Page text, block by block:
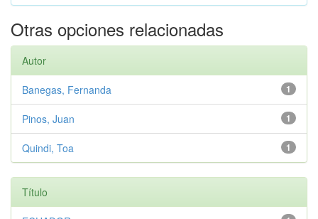
Otras opciones relacionadas
Autor
1
Banegas, Fernanda
1
Pinos, Juan
1
Quindi, Toa
Título